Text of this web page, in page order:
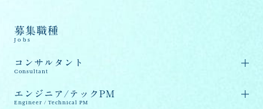
募集職種
Jobs
コンサルタント
Consultant
エンジニア/テックPM
Engineer / Technical PM